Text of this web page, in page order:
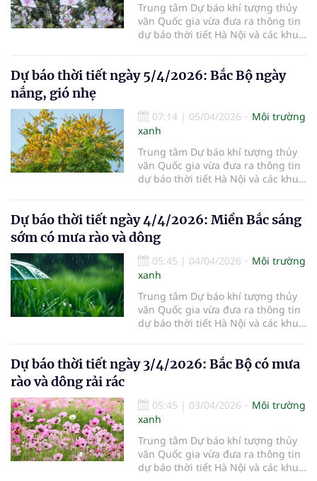
Trung tâm Dự báo khí tượng thủy
văn Quốc gia vừa đưa ra thông tin
dự báo thời tiết Hà Nội và các khu
Dự báo thời tiết ngày 5/4/2026: Bắc Bộ ngày
nắng, gió nhẹ
07:14 | 05/04/2026
Môi trường
xanh
Trung tâm Dự báo khí tượng thủy
văn Quốc gia vừa đưa ra thông tin
dự báo thời tiết Hà Nội và các khu
Dự báo thời tiết ngày 4/4/2026: Miền Bắc sáng
sớm có mưa rào và dông
05:45 | 04/04/2026
Môi trường
xanh
Trung tâm Dự báo khí tượng thủy
văn Quốc gia vừa đưa ra thông tin
dự báo thời tiết Hà Nội và các khu
Dự báo thời tiết ngày 3/4/2026: Bắc Bộ có mưa
rào và dông rải rác
05:45 | 03/04/2026
Môi trường
xanh
Trung tâm Dự báo khí tượng thủy
văn Quốc gia vừa đưa ra thông tin
dự báo thời tiết Hà Nội và các khu